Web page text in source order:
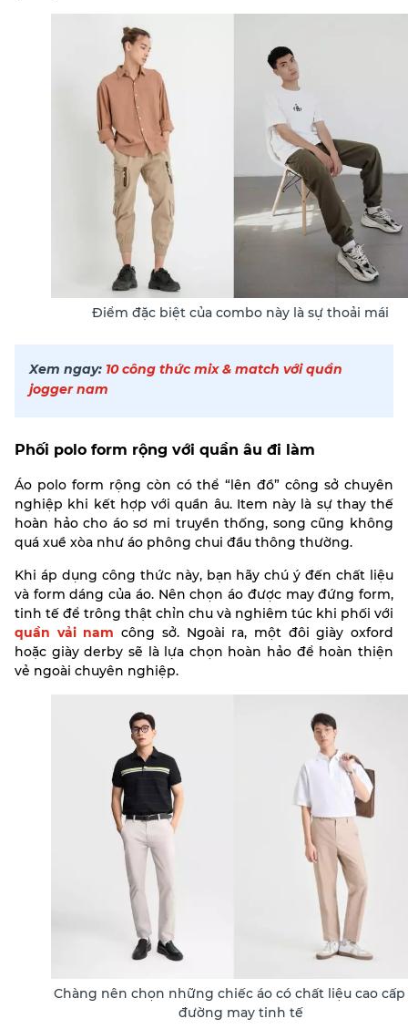
Điểm đặc biệt của combo này là sự thoải mái
Xem ngay: 10 công thức mix & match với quần
jogger nam
Phối polo form rộng với quần âu đi làm
Áo polo form rộng còn có thể “lên đồ” công sở chuyên
nghiệp khi kết hợp với quần âu. Item này là sự thay thế
hoàn hảo cho áo sơ mi truyền thống, song cũng không
quá xuề xòa như áo phông chui đầu thông thường.
Khi áp dụng công thức này, bạn hãy chú ý đến chất liệu
và form dáng của áo. Nên chọn áo được may đứng form,
tinh tế để trông thật chỉn chu và nghiêm túc khi phối với
quần vải nam công sở. Ngoài ra, một đôi giày oxford
hoặc giày derby sẽ là lựa chọn hoàn hảo để hoàn thiện
vẻ ngoài chuyên nghiệp.
Chàng nên chọn những chiếc áo có chất liệu cao cấp
đường may tinh tế